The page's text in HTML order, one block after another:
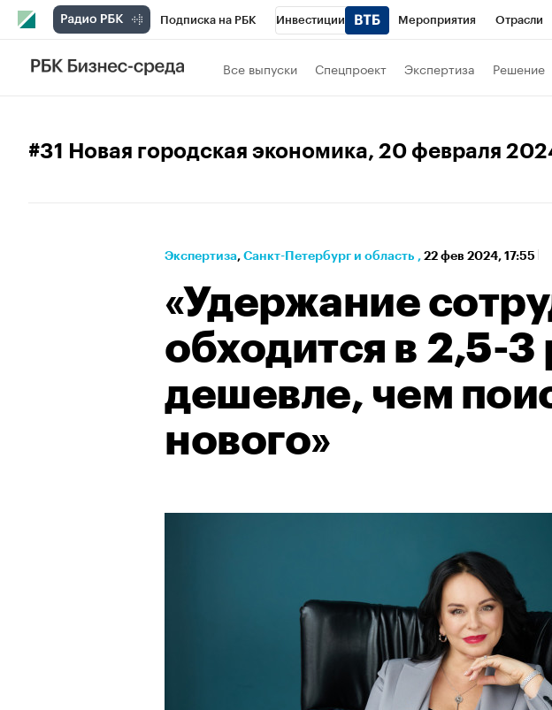
Подписка на РБК Инвестиции Мероприятия Отрасли
Телеканал Все выпуски Спецпроект Экспертиза Решение
#31 Новая городская экономика, 20 февраля
Экспертиза⁠, Санкт-Петербург и область , 22 фев 2024, 17:55
«Удержание
обходится в 2,5-3
дешевле, чем
нового»